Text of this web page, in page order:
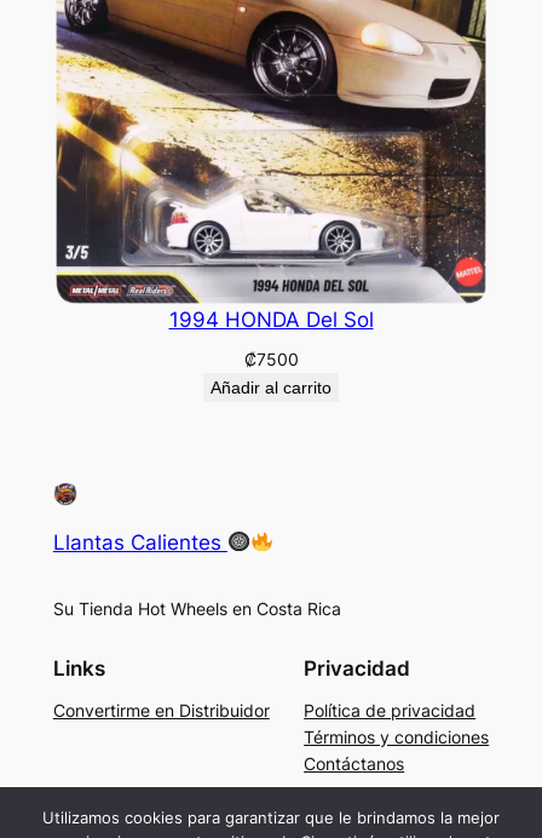
1994 HONDA Del Sol
₡7500
Añadir al carrito
Llantas Calientes
Su Tienda Hot Wheels en Costa Rica
Links
Convertirme en Distribuidor
Privacidad
Política de privacidad
Términos y condiciones
Contáctanos
Social
Utilizamos cookies para garantizar que le brindamos la mejor